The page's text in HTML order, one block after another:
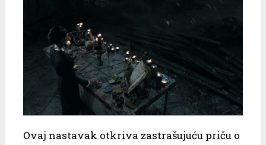
Ovaj nastavak otkriva zastrašujuću priču o